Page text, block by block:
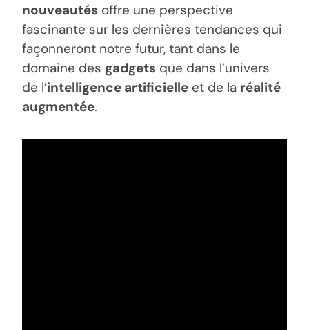
nouveautés offre une perspective
fascinante sur les dernières tendances qui
façonneront notre futur, tant dans le
domaine des gadgets que dans l’univers
de l’intelligence artificielle et de la réalité
augmentée.